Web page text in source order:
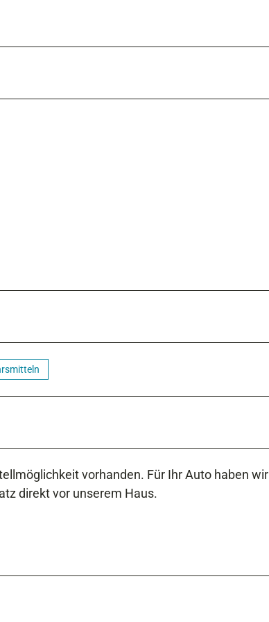
vorhanden. Für Ihr Auto haben wir
direkt vor unserem Haus.